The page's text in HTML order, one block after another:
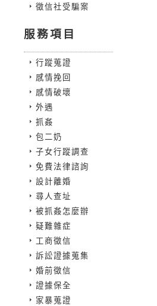
徵信社受騙案
服務項目
行蹤蒐證
感情挽回
感情破壞
外遇
抓姦
包二奶
子女行蹤調查
免費法律諮詢
設計離婚
尋人查址
被抓姦怎麼辦
疑難雜症
工商徵信
訴訟證據蒐集
婚前徵信
證據保全
家暴蒐證